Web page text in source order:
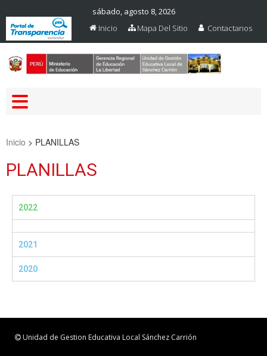
sábado, agosto 8, 2026
Inicio
Mapa Del Sitio Contactanos
Inicio > PLANILLAS
PLANILLAS
2022
2021
2020
Unidad de Gestion Educativa Local Sánchez Carrión